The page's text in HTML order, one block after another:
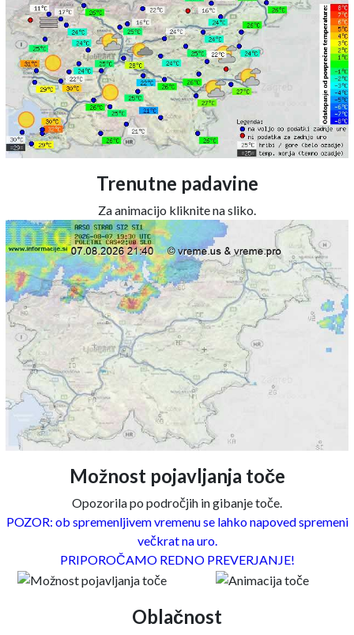
Trenutne padavine
Za animacijo kliknite na sliko.
Možnost pojavljanja toče
Opozorila po področjih in gibanje toče.
POZOR: ob spremenljivem vremenu se lahko napoved spremeni
večkrat na uro.
PRIPOROČAMO REDNO PREVERJANJE!
Oblačnost